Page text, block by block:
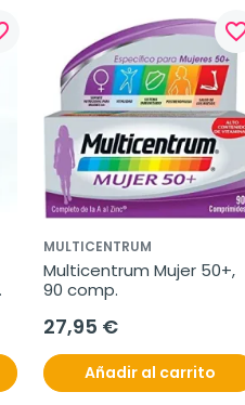
MULTICENTRUM
Multicentrum Mujer 50+,
90 comp.
27,95 €
Añadir al carrito